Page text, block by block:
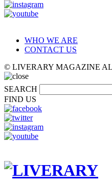
WHO WE ARE
CONTACT US
© LIVERARY MAGAZINE
SEARCH
FIND US